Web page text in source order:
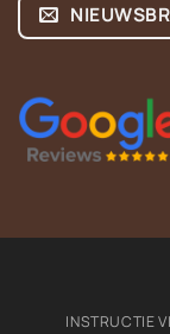
INSTRUCTIE